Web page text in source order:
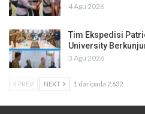
4 Agu 2026
Tim Ekspedisi
University
3 Agu 2026
PREV NEXT 1 daripada 2,632